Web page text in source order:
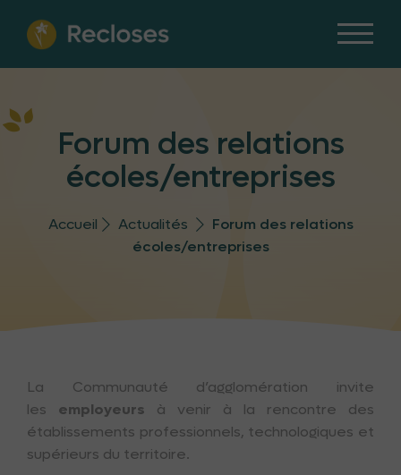
Forum des relations
écoles/entreprises
Accueil Actualités
Forum des relations
écoles/entreprises
La Communauté d’agglomération invite
les employeurs à venir à la rencontre des
établissements professionnels, technologiques et
supérieurs du territoire.